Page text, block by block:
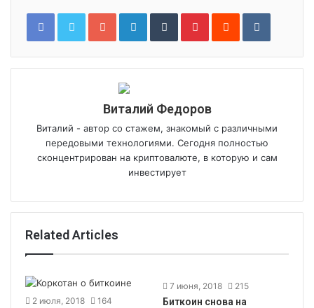
Google+LinkedInTumblrPinterestReddit VKontakte
Виталий Федоров
Виталий - автор со стажем, знакомый с различными
передовыми технологиями. Сегодня полностью
сконцентрирован на криптовалюте, в которую и сам
инвестирует
Related Articles
2 июля, 2018 164
7 июня, 2018 215
Биткоин снова на